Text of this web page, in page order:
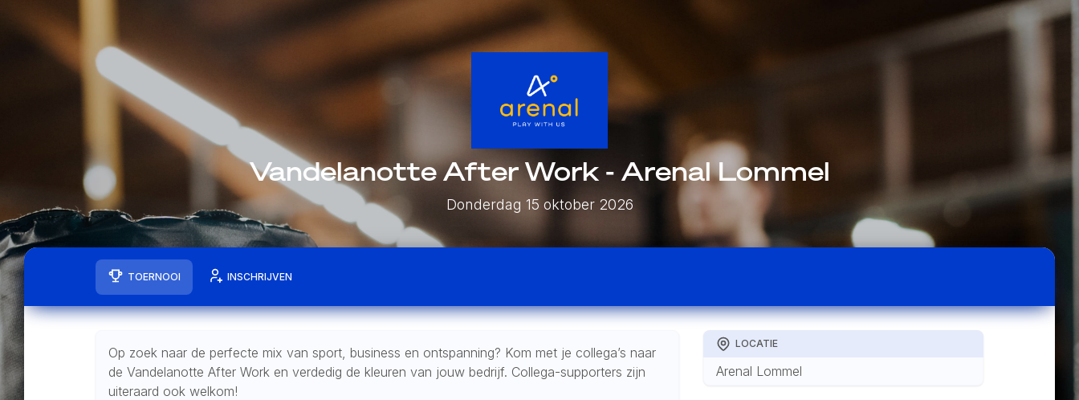
Vandelanotte After Work - Arenal Lommel
Donderdag 15 oktober 2026
TOERNOOI INSCHRIJVEN
Op zoek naar de perfecte mix van sport, business en ontspanning? Kom met je collega’s naar
de Vandelanotte After Work en verdedig de kleuren van jouw bedrijf. Collega-supporters zijn
uiteraard ook welkom!
LOCATIE
Arenal Lommel